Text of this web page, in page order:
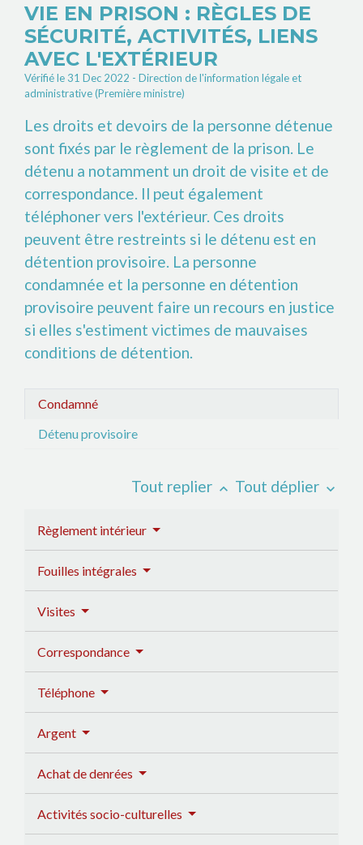
VIE EN PRISON : RÈGLES DE
SÉCURITÉ, ACTIVITÉS, LIENS
AVEC L'EXTÉRIEUR
Vérifié le 31 Dec 2022 - Direction de l'information légale et
administrative (Première ministre)
Les droits et devoirs de la personne détenue
sont fixés par le règlement de la prison. Le
détenu a notamment un droit de visite et de
correspondance. Il peut également
téléphoner vers l'extérieur. Ces droits
peuvent être restreints si le détenu est en
détention provisoire. La personne
condamnée et la personne en détention
provisoire peuvent faire un recours en justice
si elles s'estiment victimes de mauvaises
conditions de détention.
Condamné
Détenu provisoire
Tout replier keyboard_arrow_up Tout déplier keyboard_arrow_down
Règlement intérieur
Fouilles intégrales
Visites
Correspondance
Téléphone
Argent
Achat de denrées
Activités socio-culturelles